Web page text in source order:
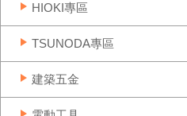
HIOKI專區
TSUNODA專區
建築五金